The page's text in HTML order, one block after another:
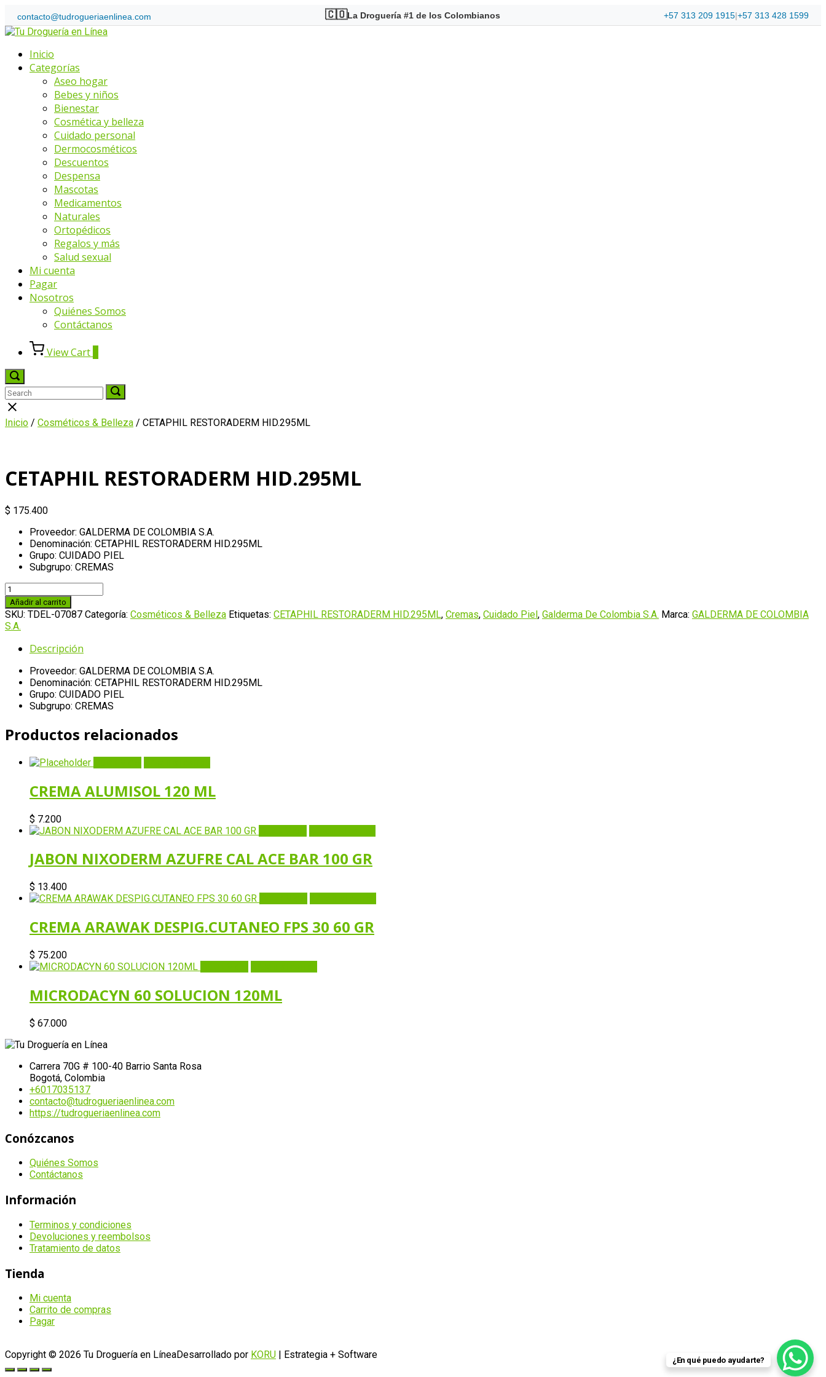
content
contacto@tudrogueriaenlinea.com 🇨🇴La Droguería #1 de los Colombianos +57 313 209 1915|+57 313 428 1599
Home
Menu
Inicio
Categorías
Aseo hogar
Bebes y niños
Bienestar
Cosmética y belleza
Cuidado personal
Dermocosméticos
Descuentos
Despensa
Mascotas
Medicamentos
Naturales
Ortopédicos
Regalos y más
Salud sexual
Mi cuenta
Pagar
Nosotros
Quiénes Somos
Contáctanos
View
shopping
View Cart
Open
search
bar
Search
for:
Search
for:
Search
Close
search
bar
Inicio / Cosméticos & Belleza / CETAPHIL RESTORADERM HID.295ML
CETAPHIL RESTORADERM HID.295ML
$ 175.400
Proveedor: GALDERMA DE COLOMBIA S.A.
Denominación: CETAPHIL RESTORADERM HID.295ML
Grupo: CUIDADO PIEL
Subgrupo: CREMAS
CETAPHIL
RESTORADERM
HID.295ML
cantidad
Añadir al carrito
SKU: TDEL-07087 Categoría: Cosméticos & Belleza Etiquetas: CETAPHIL RESTORADERM HID.295ML, Cremas, Cuidado Piel, Galderma De Colombia S.A. Marca: GALDERMA DE COLOMBIA
S.A.
Descripción
Proveedor: GALDERMA DE COLOMBIA S.A.
Denominación: CETAPHIL RESTORADERM HID.295ML
Grupo: CUIDADO PIEL
Subgrupo: CREMAS
Productos relacionados
CREMA ALUMISOL 120 ML
$ 7.200
JABON NIXODERM AZUFRE CAL ACE BAR 100 GR
$ 13.400
CREMA ARAWAK DESPIG.CUTANEO FPS 30 60 GR
$ 75.200
MICRODACYN 60 SOLUCION 120ML
$ 67.000
Carrera 70G # 100-40 Barrio Santa Rosa
Bogotá, Colombia
+6017035137
contacto@tudrogueriaenlinea.com
https://tudrogueriaenlinea.com
Conózcanos
Quiénes Somos
Contáctanos
Información
Terminos y condiciones
Devoluciones y reembolsos
Tratamiento de datos
Tienda
Mi cuenta
Carrito de compras
Pagar
Copyright © 2026 Tu Droguería en LíneaDesarrollado por KORU | Estrategia + Software ¿En qué puedo ayudarte?